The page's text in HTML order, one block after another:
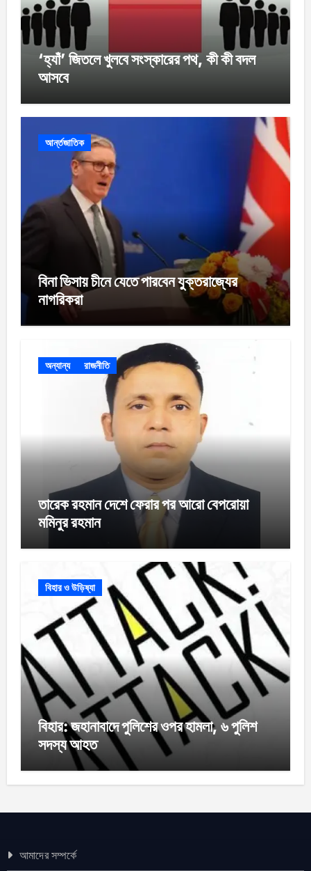
‘হ্যাঁ’ জিতলে খুলবে সংস্কারের পথ, কী কী বদল
আসবে
আর্ন্তজাতিক
বিনা ভিসায় চীনে যেতে পারবেন যুক্তরাজ্যের
নাগরিকরা
অন্যান্য রাজনীতি
তারেক রহমান দেশে ফেরার পর আরো বেপরোয়া
মমিনুর রহমান
বিহার ও উড়িষ্যা
বিহার: জহানাবাদে পুলিশের ওপর হামলা, ৬ পুলিশ
সদস্য আহত
আমাদের সম্পর্কে